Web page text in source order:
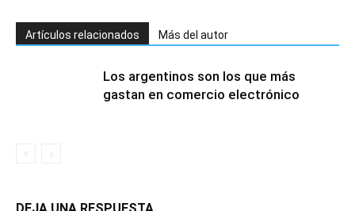
Artículos relacionados Más del autor
Los argentinos son los que más
gastan en comercio electrónico